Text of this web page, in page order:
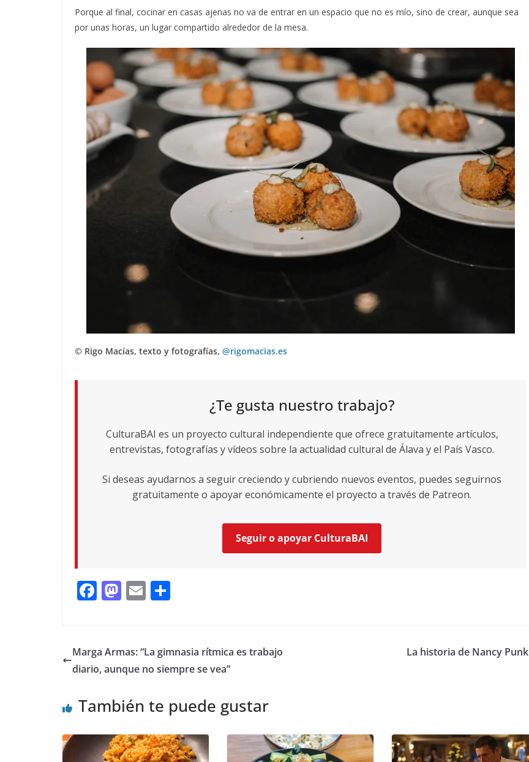
Porque al final, cocinar en casas ajenas no va de entrar en un espacio que no es mío, sino de crear, aunque sea
por unas horas, un lugar compartido alrededor de la mesa.
© Rigo Macías, texto y fotografías, @rigomacias.es
¿Te gusta nuestro trabajo?
CulturaBAI es un proyecto cultural independiente que ofrece gratuitamente artículos,
entrevistas, fotografías y vídeos sobre la actualidad cultural de Álava y el País Vasco.
Si deseas ayudarnos a seguir creciendo y cubriendo nuevos eventos, puedes seguirnos
gratuitamente o apoyar económicamente el proyecto a través de Patreon.
Seguir o apoyar CulturaBAI
F
b
o
k
M
d
o
E
l p
ar
r
Marga Armas: “La gimnasia rítmica es trabajo
diario, aunque no siempre se vea”
La historia de Nancy Punk
También te puede gustar